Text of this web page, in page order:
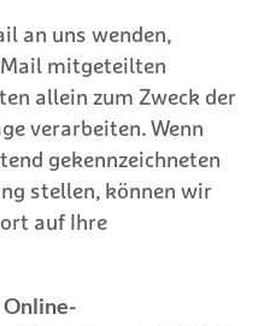
an uns wenden,
mitgeteilten
allein zum Zweck der
verarbeiten. Wenn
gekennzeichneten
stellen, können wir
auf Ihre